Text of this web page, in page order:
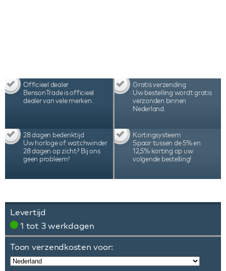
Officieel dealer
BensonTrade is officieel
dealer van vele merken.
Gratis verzending
Uw bestelling wordt gratis
verzonden binnen
Nederland.
28 dagen bedenktijd
Uw horloge of watchwinder
28 dagen op zicht? Bij ons
geen probleem!
Kortingsysteem
Spaar tussen de 5% en
12,5% korting op uw
volgende bestelling!
Levertijd
1 tot 3 werkdagen
Toon verzendkosten voor: